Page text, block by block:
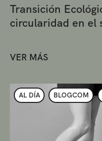
Transición
circularidad en el
VER MÁS
AL DÍA BLOGCOM